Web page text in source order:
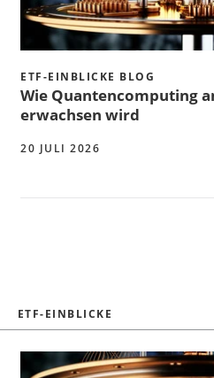
ETF-EINBLICKE BLOG
Wie Quantencomputing
erwachsen wird
20 JULI 2026
ETF-EINBLICKE